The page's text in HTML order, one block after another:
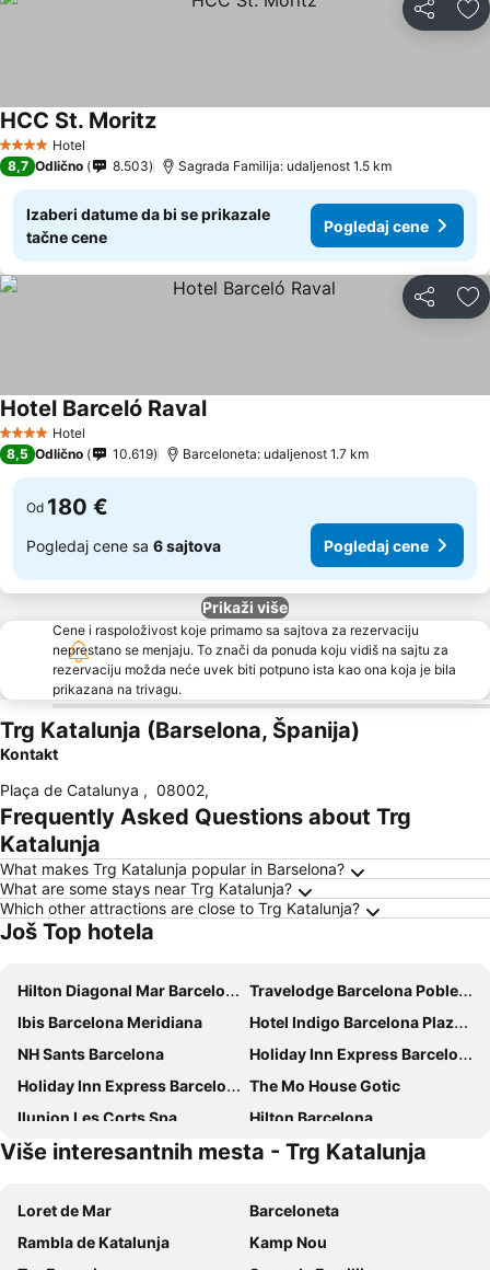
Deli
4 ZvezdiceHotel
HCC St. Moritz
8,7 Odlično 8.503 Sagrada Familija: udaljenost 1.5 km
Izaberi datume da bi se prikazale
tačne cene
Pogledaj cene
Deli
4 ZvezdiceHotel
Hotel Barceló Raval
8,5 Odlično 10.619 Barceloneta: udaljenost 1.7 km
Od 180 €
Pogledaj cene sa 6 sajtova Pogledaj cene
Prikaži više
Cene i raspoloživost koje primamo sa sajtova za rezervaciju
neprestano se menjaju. To znači da ponuda koju vidiš na sajtu za
rezervaciju možda neće uvek biti potpuno ista kao ona koja je bila
prikazana na trivagu.
Trg Katalunja (Barselona, Španija)
Kontakt
Plaça de Catalunya , 08002,
Frequently Asked Questions about Trg
Katalunja
What makes Trg Katalunja popular in Barselona?
What are some stays near Trg Katalunja?
Which other attractions are close to Trg Katalunja?
Još Top hotela
Hilton Diagonal Mar Barcelona
Travelodge Barcelona Poblenou
Ibis Barcelona Meridiana
Hotel Indigo Barcelona Plaza Espana By Ihg
NH Sants Barcelona
Holiday Inn Express Barcelona - Sant Cugat By Ihg
Holiday Inn Express Barcelona - City 22@ By Ihg
The Mo House Gotic
Ilunion Les Corts Spa
Hilton Barcelona
Hostal Felipe II
NH Barcelona Stadium
NH Barcelona Eixample
HOTEL SAGRADA FAMILIA
Ilunion Almirante
Leonardo Royal Hotel Barcelona Forum
Više interesantnih mesta - Trg Katalunja
Loret de Mar
Barceloneta
Rambla de Katalunja
Kamp Nou